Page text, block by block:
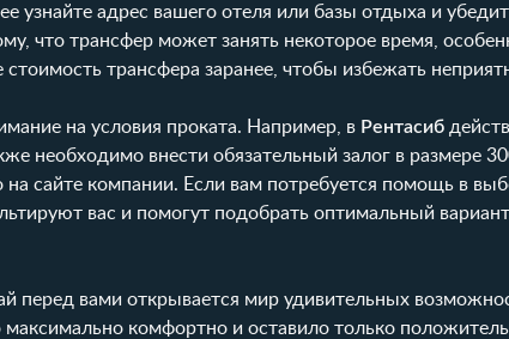
узнайте адрес вашего отеля или базы отдыха и
что трансфер может занять некоторое время,
трансфера заранее, чтобы избежать
на условия проката. Например, в Рентасиб
необходимо внести обязательный залог в размере
сайте компании. Если вам потребуется помощь в
вас и помогут подобрать оптимальный
перед вами открывается мир удивительных
комфортно и оставило только